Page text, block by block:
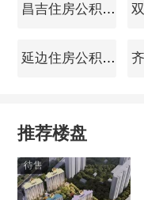
昌吉住房公积金查询
延边住房公积金查询
推荐楼盘
待售